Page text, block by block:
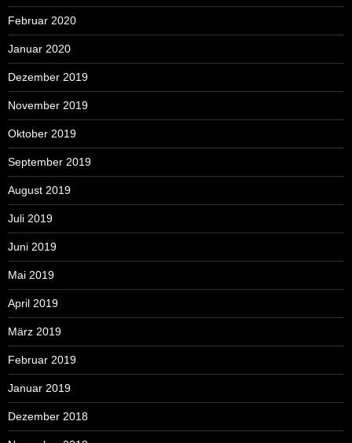
Februar 2020
Januar 2020
Dezember 2019
November 2019
Oktober 2019
September 2019
August 2019
Juli 2019
Juni 2019
Mai 2019
April 2019
März 2019
Februar 2019
Januar 2019
Dezember 2018